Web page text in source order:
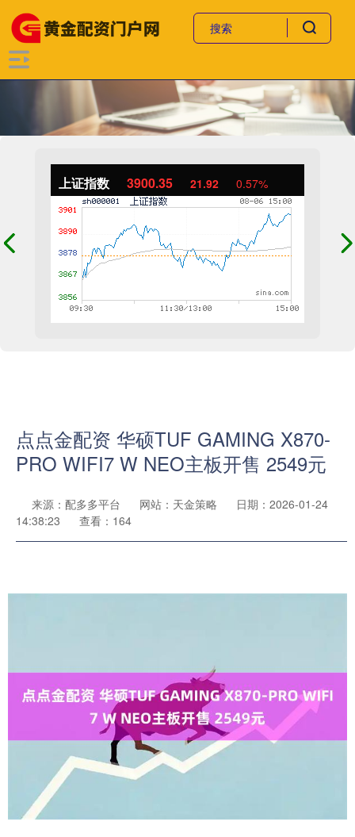
上证指数 3900.35 21.92 0.57%
点点金配资 华硕TUF GAMING X870-
PRO WIFI7 W NEO主板开售 2549元
来源：配多多平台 网站：天金策略
日期：2026-01-24
14:38:23
查看：164